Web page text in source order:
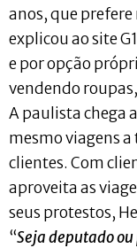
anos, que
explicou ao site
e por opção
vendendo
A paulista chega
mesmo viagens
clientes. Com
aproveita as
seus protestos,
“Seja deputado